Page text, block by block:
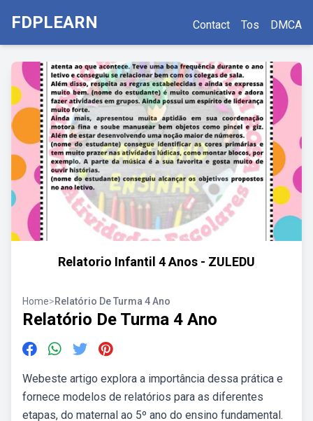
FDPLEARN Contact Tos DMCA
Relatorio Infantil 4 Anos - ZULEDU
Home>Relatório De Turma 4 Ano
Relatório De Turma 4 Ano
Webeste artigo explora a importância dessa prática e
fornece modelos de relatórios para as diferentes
etapas, do maternal ao 5º ano do ensino fundamental.